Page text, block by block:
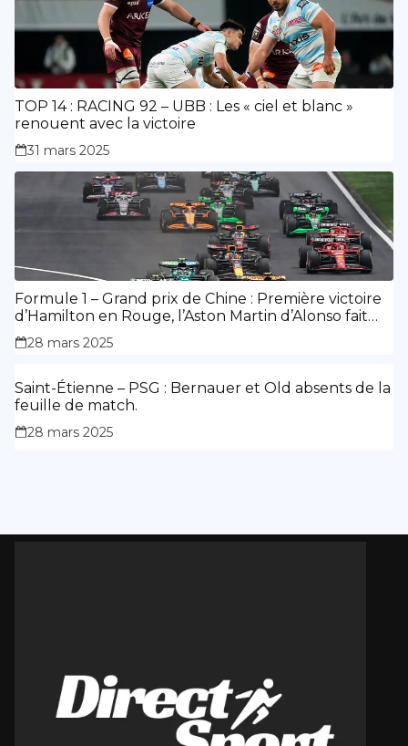
TOP 14 : RACING 92 – UBB : Les « ciel et blanc »
renouent avec la victoire
31 mars 2025
Formule 1 – Grand prix de Chine : Première victoire
d’Hamilton en Rouge, l’Aston Martin d’Alonso fait
des siennes.
28 mars 2025
Saint-Étienne – PSG : Bernauer et Old absents de la
feuille de match.
28 mars 2025